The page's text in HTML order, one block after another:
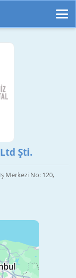
Şti.
Merkezi No: 120,